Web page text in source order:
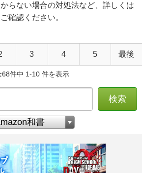
らない場合の対処法など、詳しくは
確認ください。
3 4 5 最後
68件中 1-10 件を表示
検索